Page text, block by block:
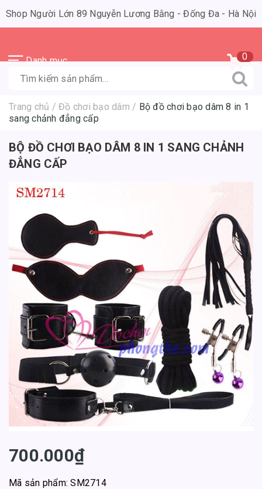
Shop Người Lớn 89 Nguyễn Lương Bằng - Đống Đa - Hà Nội
Danh mục 0
Trang chủ / Đồ chơi bạo dâm / Bộ đồ chơi bạo dâm 8 in 1
sang chảnh đẳng cấp
BỘ ĐỒ CHƠI BẠO DÂM 8 IN 1 SANG CHẢNH
ĐẲNG CẤP
700.000₫
Mã sản phẩm: SM2714